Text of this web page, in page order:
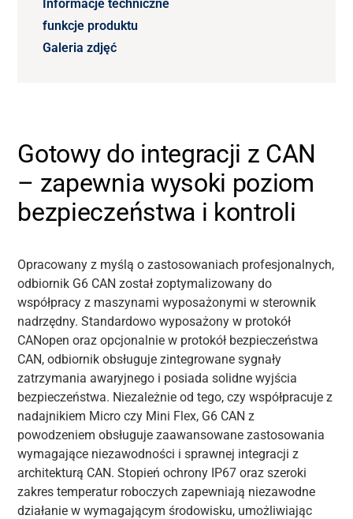
Gotowy do integracji z CAN
– zapewnia wysoki poziom
bezpieczeństwa i kontroli
Opracowany z myślą o zastosowaniach profesjonalnych,
odbiornik G6 CAN został zoptymalizowany do
współpracy z maszynami wyposażonymi w sterownik
nadrzędny. Standardowo wyposażony w protokół
CANopen oraz opcjonalnie w protokół bezpieczeństwa
CAN, odbiornik obsługuje zintegrowane sygnały
zatrzymania awaryjnego i posiada solidne wyjścia
bezpieczeństwa. Niezależnie od tego, czy współpracuje z
nadajnikiem Micro czy Mini Flex, G6 CAN z
powodzeniem obsługuje zaawansowane zastosowania
wymagające niezawodności i sprawnej integracji z
architekturą CAN. Stopień ochrony IP67 oraz szeroki
zakres temperatur roboczychzapewniają niezawodne
działanie w wymagającym środowisku, umożliwiając
Informacje techniczne
funkcje produktu
Galeria zdjęć